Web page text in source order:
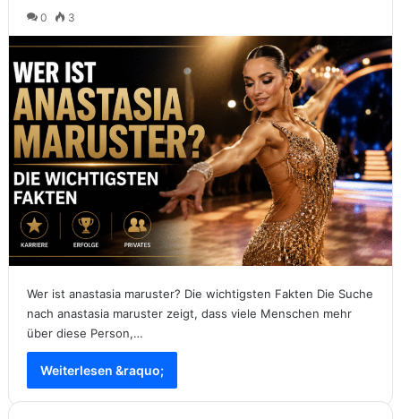
0 3
Wer ist anastasia maruster? Die wichtigsten Fakten Die Suche
nach anastasia maruster zeigt, dass viele Menschen mehr
über diese Person,…
Weiterlesen &raquo;